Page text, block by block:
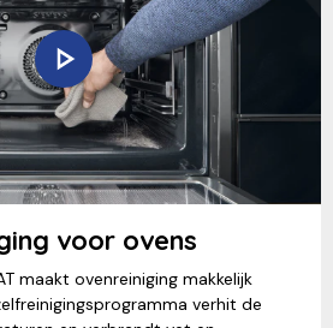
voor ovens
maakt ovenreiniging makkelijk
verhit de